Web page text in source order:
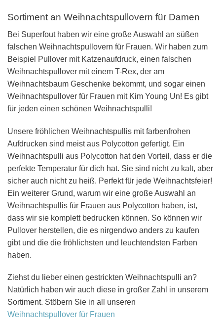
Sortiment an Weihnachtspullovern für Damen
Bei Superfout haben wir eine große Auswahl an süßen
falschen Weihnachtspullovern für Frauen. Wir haben zum
Beispiel Pullover mit Katzenaufdruck, einen falschen
Weihnachtspullover mit einem T-Rex, der am
Weihnachtsbaum Geschenke bekommt, und sogar einen
Weihnachtspullover für Frauen mit Kim Young Un! Es gibt
für jeden einen schönen Weihnachtspulli!
Unsere fröhlichen Weihnachtspullis mit farbenfrohen
Aufdrucken sind meist aus Polycotton gefertigt. Ein
Weihnachtspulli aus Polycotton hat den Vorteil, dass er die
perfekte Temperatur für dich hat. Sie sind nicht zu kalt, aber
sicher auch nicht zu heiß. Perfekt für jede Weihnachtsfeier!
Ein weiterer Grund, warum wir eine große Auswahl an
Weihnachtspullis für Frauen aus Polycotton haben, ist,
dass wir sie komplett bedrucken können. So können wir
Pullover herstellen, die es nirgendwo anders zu kaufen
gibt und die die fröhlichsten und leuchtendsten Farben
haben.
Ziehst du lieber einen gestrickten Weihnachtspulli an?
Natürlich haben wir auch diese in großer Zahl in unserem
Sortiment. Stöbern Sie in all unseren
Weihnachtspullover für Frauen